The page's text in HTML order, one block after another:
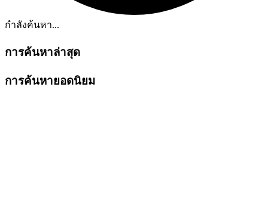
กำลังค้นหา...
การค้นหาล่าสุด
การค้นหายอดนิยม